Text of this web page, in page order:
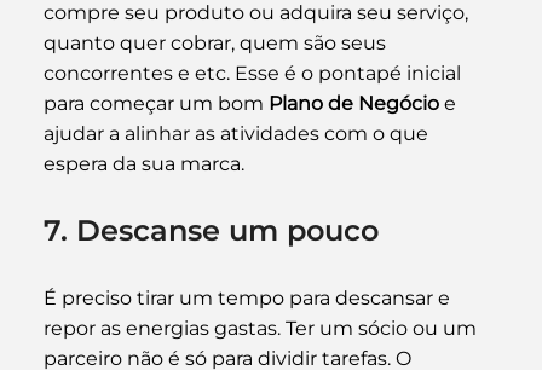
compre seu produto ou adquira seu serviço,
quanto quer cobrar, quem são seus
concorrentes e etc. Esse é o pontapé inicial
para começar um bom Plano de Negócio e
ajudar a alinhar as atividades com o que
espera da sua marca.
7. Descanse um pouco
É preciso tirar um tempo para descansar e
repor as energias gastas. Ter um sócio ou um
parceiro não é só para dividir tarefas. O